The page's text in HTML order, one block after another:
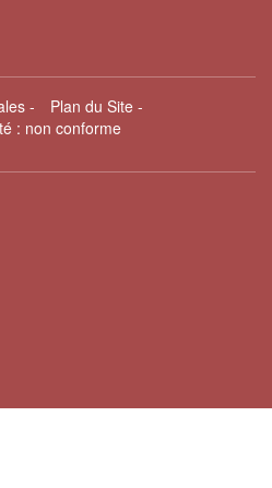
- Plan du Site-
: non conforme